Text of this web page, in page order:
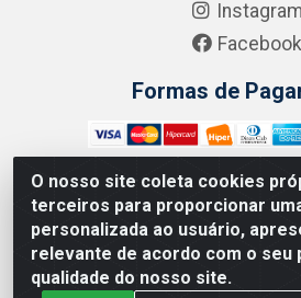
O nosso site coleta cookies
terceiros para proporcionar
personalizada ao usuário,
relevante de acordo com o seu
qualidade do nosso site.
Instagram
Facebook
Formas de
Zero Grau - Rua Jean Emile
Recife/PE - CEP 51.190-450 -